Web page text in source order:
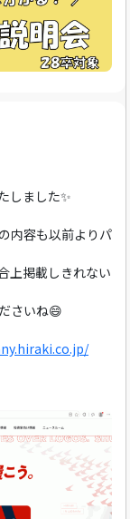
しました✨
内容も以前よりパ
上掲載しきれない
さいね😄